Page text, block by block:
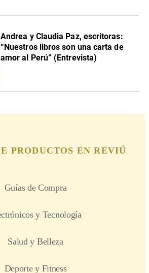
Andrea y Claudia Paz, escritoras:
“Nuestros libros son una carta de
amor al Perú” (Entrevista)